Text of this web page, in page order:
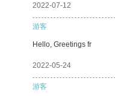
2022-07-12
游客
Hello, Greetings fr
2022-05-24
游客